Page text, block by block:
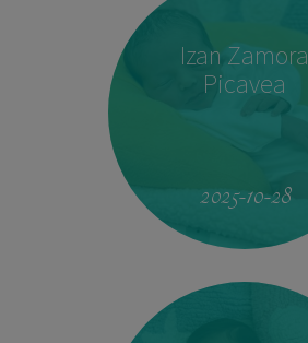
Izan Zamora
Picavea
2025-10-28